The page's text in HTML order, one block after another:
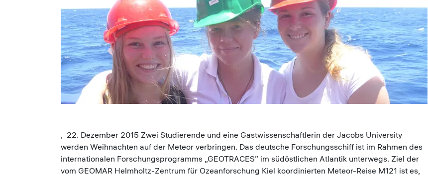
, 22. Dezember 2015 Zwei Studierende und eine Gastwissenschaftlerin der Jacobs University
werden Weihnachten auf der Meteor verbringen. Das deutsche Forschungsschiff ist im Rahmen des
internationalen Forschungsprogramms „GEOTRACES” im südöstlichen Atlantik unterwegs. Ziel der
vom GEOMAR Helmholtz-Zentrum für Ozeanforschung Kiel koordinierten Meteor-Reise M121 ist es,